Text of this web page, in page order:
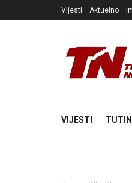
Vijesti Aktuelno
VIJESTI TUTIN